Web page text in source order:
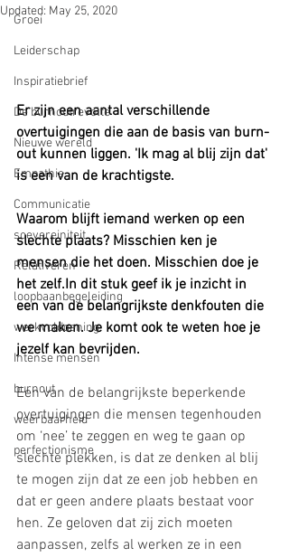
Groei
Leiderschap
Inspiratiebrief
De burnoutrevolte
Nieuwe wereld
Empathie
Communicatie
soevereiniteit
Relativeren
loopbaanbegeleiding
werkvoldoening
Intense mensen
burnout
weerbaarheid
perfectionisme
Updated: May 25, 2020
Er zijn een aantal verschillende
overtuigingen die aan de basis van burn-
out kunnen liggen. 'Ik mag al blij zijn dat'
is een van de krachtigste.
Waarom blijft iemand werken op een
slechte plaats? Misschien ken je
mensen die het doen. Misschien doe je
het zelf.In dit stuk geef ik je inzicht in
een van de belangrijkste denkfouten die
we maken. Je komt ook te weten hoe je
jezelf kan bevrijden.
Een van de belangrijkste beperkende
overtuigingen die mensen tegenhouden
om ‘nee’ te zeggen en weg te gaan op
slechte plekken, is dat ze denken al blij
te mogen zijn dat ze een job hebben en
dat er geen andere plaats bestaat voor
hen. Ze geloven dat zij zich moeten
aanpassen, zelfs al werken ze in een